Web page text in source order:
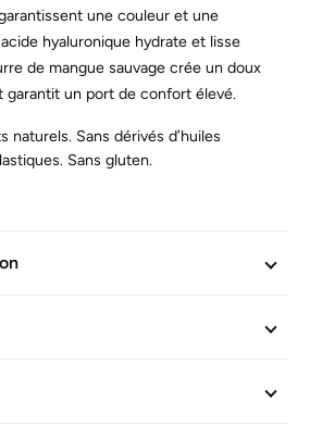
une couleur et une
hyaluronique hydrate et lisse
de mangue sauvage crée un doux
un port de confort élevé.
naturels. Sans dérivés d’huiles
Sans gluten.